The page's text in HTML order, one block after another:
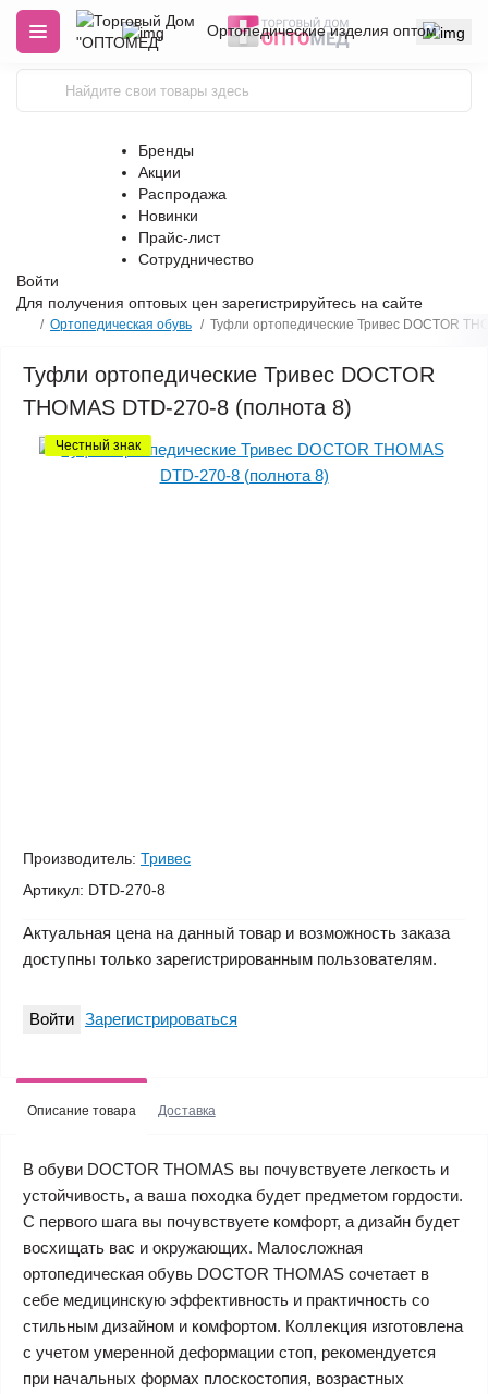
Ортопедические изделия оптом
Бренды
Акции
Распродажа
Новинки
Прайс-лист
Сотрудничество
Войти
Для получения оптовых цен зарегистрируйтесь на сайте
Ортопедическая обувь Туфли ортопедические Тривес DOCTOR
Туфли ортопедические Тривес DOCTOR
THOMAS DTD-270-8 (полнота 8)
Честный знак
Производитель: Тривес
Артикул: DTD-270-8
Актуальная цена на данный товар и возможность заказа
доступны только зарегистрированным пользователям.
Войти Зарегистрироваться
Описание товара Доставка
В обуви DOCTOR THOMAS вы почувствуете легкость и
устойчивость, а ваша походка будет предметом гордости.
С первого шага вы почувствуете комфорт, а дизайн будет
восхищать вас и окружающих. Малосложная
ортопедическая обувь DOCTOR THOMAS сочетает в
себе медицинскую эффективность и практичность со
стильным дизайном и комфортом. Коллекция изготовлена
с учетом умеренной деформации стоп, рекомендуется
при начальных формах плоскостопия, возрастных